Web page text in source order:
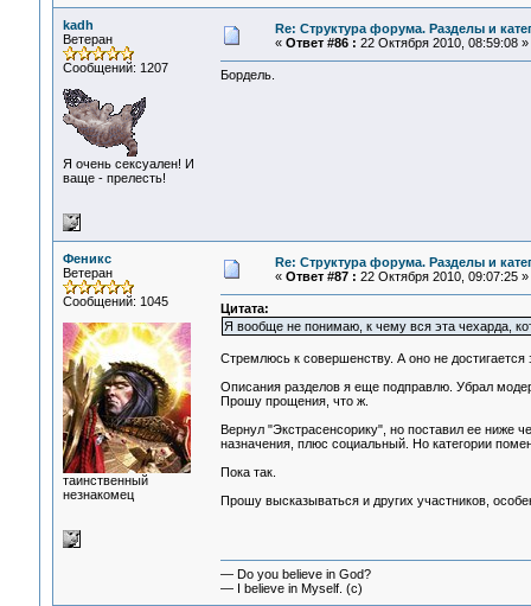
kadh
Ветеран
Сообщений: 1207
Я очень сексуален! И
ваще - прелесть!
Re: Структура форума. Разделы и
« Ответ #86 : 22 Октября 2010, 08:59:08 »
Бордель.
Феникс
Ветеран
Сообщений: 1045
таинственный
незнакомец
Re: Структура форума. Разделы и
« Ответ #87 : 22 Октября 2010, 09:07:25 »
Цитата:
Я вообще не понимаю, к чему вся эта чехарда,
Стремлюсь к совершенству. А оно не достигается
Описания разделов я еще подправлю. Убрал
Прошу прощения, что ж.
Вернул "Экстрасенсорику", но поставил ее ниже
назначения, плюс социальный. Но категории
Пока так.
Прошу высказываться и других участников,
— Do you believe in God?
— I believe in Myself. (c)